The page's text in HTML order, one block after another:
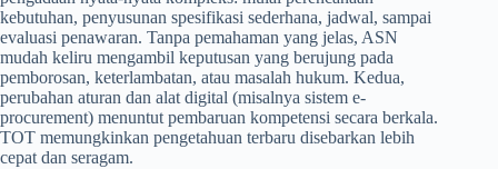
kebutuhan, penyusunan spesifikasi sederhana, jadwal, sampai
evaluasi penawaran. Tanpa pemahaman yang jelas, ASN
mudah keliru mengambil keputusan yang berujung pada
pemborosan, keterlambatan, atau masalah hukum. Kedua,
perubahan aturan dan alat digital (misalnya sistem e-
procurement) menuntut pembaruan kompetensi secara berkala.
TOT memungkinkan pengetahuan terbaru disebarkan lebih
cepat dan seragam.